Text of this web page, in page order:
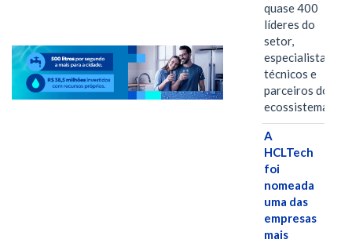
quase 400
líderes do
setor,
especialistas
técnicos e
parceiros do
ecossistema.…
A
HCLTech
foi
nomeada
uma das
empresas
mais